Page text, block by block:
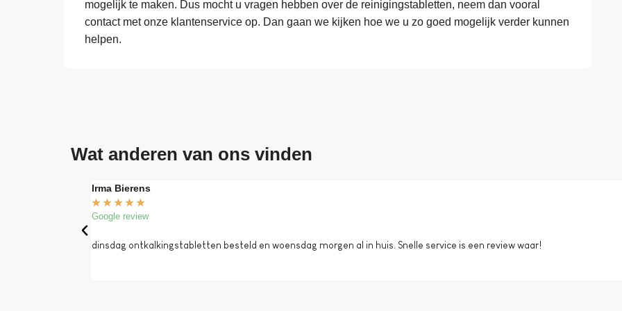
mogelijk te maken. Dus mocht u vragen hebben over de reinigingstabletten, neem dan vooral
contact met onze klantenservice op. Dan gaan we kijken hoe we u zo goed mogelijk verder kunnen
helpen.
Wat anderen van ons vinden
Irma Bierens
★ ★ ★ ★ ★
Google review
dinsdag ontkalkingstabletten besteld en woensdag morgen al in huis. Snelle service is een review waar!